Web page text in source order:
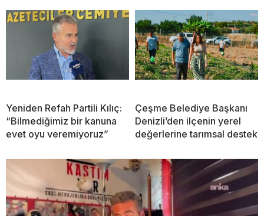
Yeniden Refah Partili Kılıç:
“Bilmediğimiz bir kanuna
evet oyu veremiyoruz”
Çeşme Belediye Başkanı
Denizli’den ilçenin yerel
değerlerine tarımsal destek